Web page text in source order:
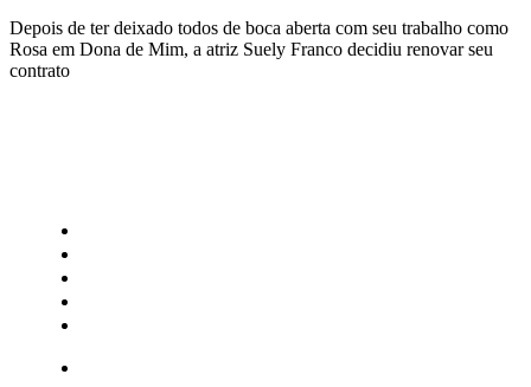
Depois de ter deixado todos de boca aberta com seu trabalho como
Rosa em Dona de Mim, a atriz Suely Franco decidiu renovar seu
contrato